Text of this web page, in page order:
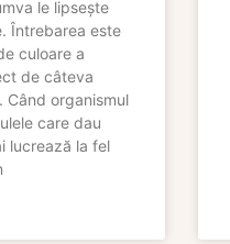
le lipsește
Întrebarea este
culoare a
de câteva
Când organismul
care dau
lucrează la fel